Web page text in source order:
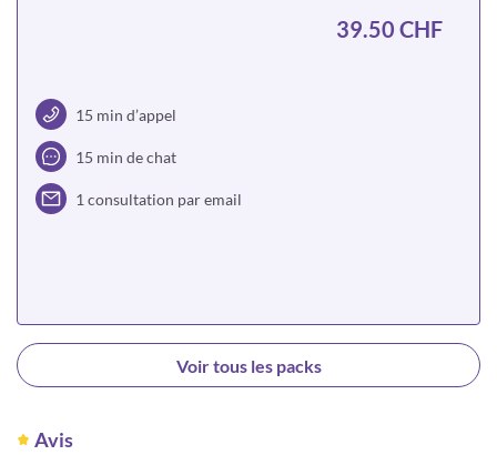
15 min d’appel
15 min de chat
1 consultation par email
39.50 CHF
Choisir
Voir tous les packs
Avis